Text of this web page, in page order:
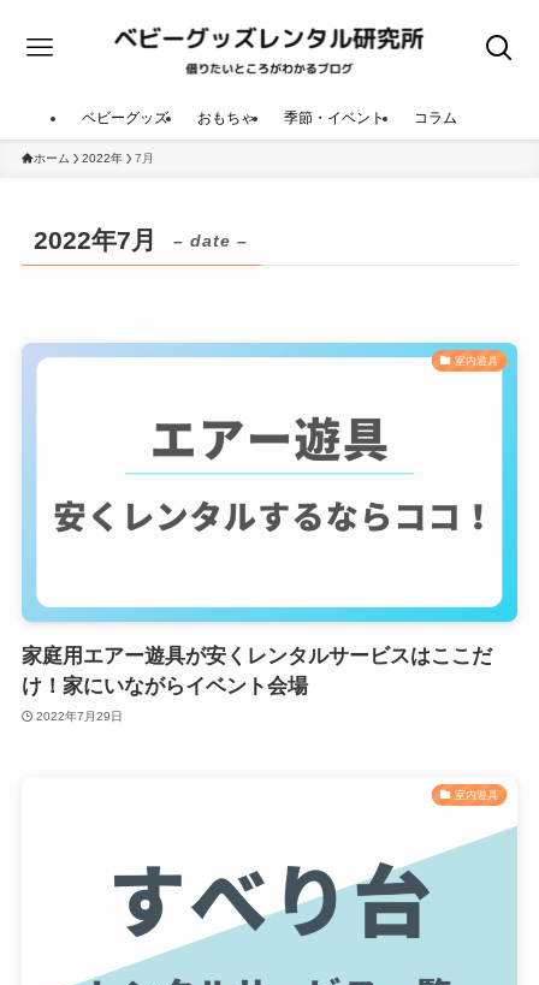
ベビーグッズ おもちゃ 季節・イベント コラム
ホーム 2022年 7月
2022年7月 – date –
室内遊具
家庭用エアー遊具が安くレンタルサービスはここだ
け！家にいながらイベント会場
2022年7月29日
室内遊具